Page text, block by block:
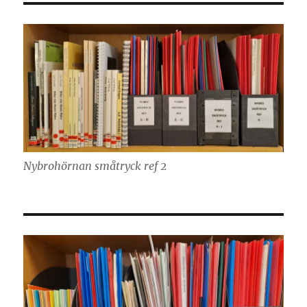
Nybrohörnan småtryck ref 2